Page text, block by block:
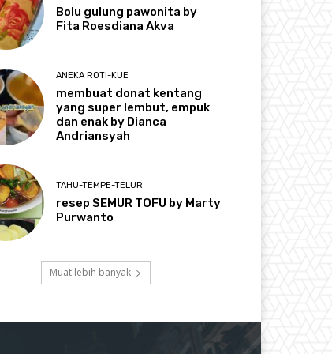
Bolu gulung pawonita by
Fita Roesdiana Akva
ANEKA ROTI-KUE
membuat donat kentang
yang super lembut, empuk
dan enak by Dianca
Andriansyah
TAHU-TEMPE-TELUR
resep SEMUR TOFU by Marty
Purwanto
Muat lebih banyak